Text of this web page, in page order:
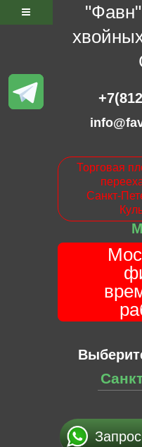
Торговая
Санкт-